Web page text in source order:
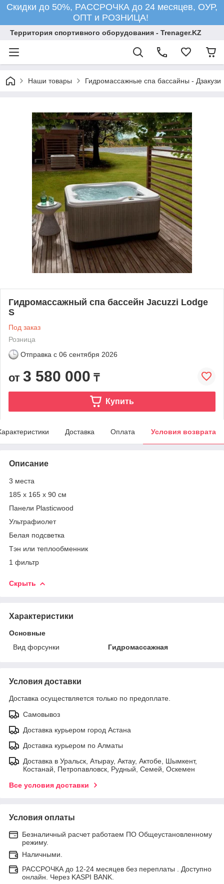
Скидки до 50%, РАССРОЧКА до 24 месяцев, ОУР,
ОПТ и РОЗНИЦА!
Территория спортивного оборудования - Trenager.KZ
Наши товары Гидромассажные спа бассайны - Дзакузи
Гидромассажный спа бассейн Jacuzzi Lodge
S
Под заказ
Розница
Отправка с 06 сентября 2026
от 3 580 000 ₸
Купить
Доставка Оплата Условия возврата
Описание
3 места
185 х 165 х 90 см
Панели Plasticwood
Ультрафиолет
Белая подсветка
Тэн или теплообменник
1 фильтр
Скрыть
Характеристики
Основные
Вид форсунки
Гидромассажная
Условия доставки
Доставка осуществляется только по предоплате.
Самовывоз
Доставка курьером город Астана
Доставка курьером по Алматы
Доставка в Уральск, Атырау, Актау, Актобе, Шымкент,
Костанай, Петропавловск, Рудный, Семей, Оскемен
Все условия доставки
Условия оплаты
Безналичный расчет работаем ПО Общеустановленному
режиму.
Наличными.
РАССРОЧКА до 12-24 месяцев без переплаты . Доступно
онлайн. Через KASPI BANK.